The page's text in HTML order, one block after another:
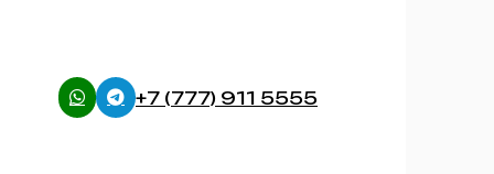
+7 (777) 911 5555